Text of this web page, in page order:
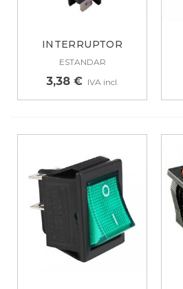
INTERRUPTOR
BIPOLAR AMARILLO
ESTANDAR
3,38 € IVA incl.